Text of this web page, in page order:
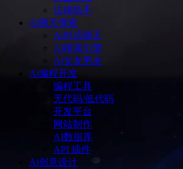
法律助手
Ai聊天搜索
Ai对话聊天
AI搜索引擎
AI女友男友
Ai编程开发
编程工具
无代码/低代码
开发平台
网站制作
AI数据库
API 插件
Ai创意设计